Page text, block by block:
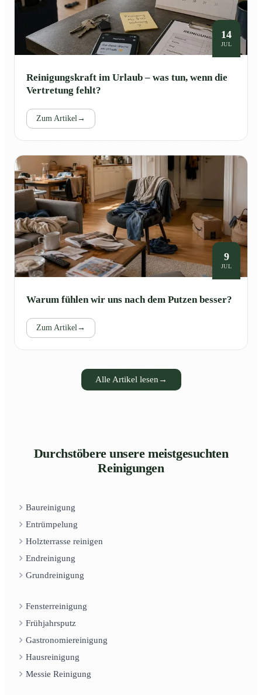
14
JUL
Reinigungskraft im Urlaub – was tun, wenn die
Vertretung fehlt?
Zum Artikel →
9
JUL
Warum fühlen wir uns nach dem Putzen besser?
Zum Artikel →
Alle Artikel lesen →
Durchstöbere unsere meistgesuchten
Reinigungen
Baureinigung
Entrümpelung
Holzterrasse reinigen
Endreinigung
Grundreinigung
Fensterreinigung
Frühjahrsputz
Gastronomiereinigung
Hausreinigung
Messie Reinigung